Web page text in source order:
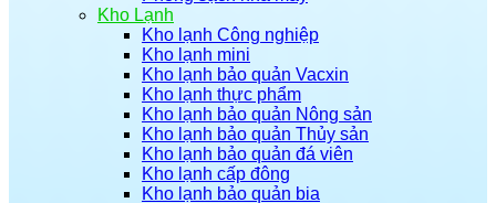
Kho Lạnh
Kho lạnh Công nghiệp
Kho lạnh mini
Kho lạnh bảo quản Vacxin
Kho lạnh thực phẩm
Kho lạnh bảo quản Nông sản
Kho lạnh bảo quản Thủy sản
Kho lạnh bảo quản đá viên
Kho lạnh cấp đông
Kho lạnh bảo quản bia